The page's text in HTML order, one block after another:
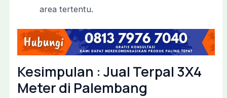
area tertentu.
Kesimpulan : Jual Terpal 3X4
Meter di Palembang